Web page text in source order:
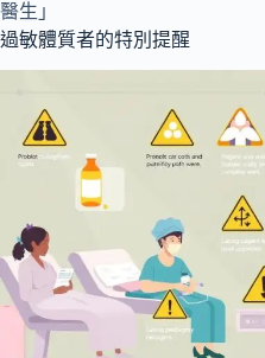
醫生」
過敏體質者的特別提醒